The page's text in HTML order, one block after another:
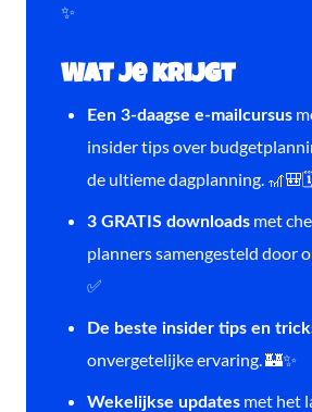
✨
Wat je krijgt
Een 3-daagse e-mailcursus
insider tips over
de ultieme dagplanning.
3 GRATIS downloads met
planners samengesteld door
✅
De beste insider tips en
onvergetelijke ervaring. 🏰✨
Wekelijkse updates met het